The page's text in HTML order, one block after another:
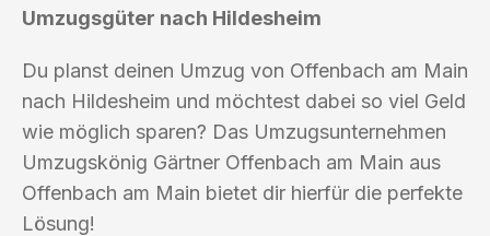
Umzugsgüter nach Hildesheim
Du planst deinen Umzug von Offenbach am Main
nach Hildesheim und möchtest dabei so viel Geld
wie möglich sparen? Das Umzugsunternehmen
Umzugskönig Gärtner Offenbach am Main aus
Offenbach am Main bietet dir hierfür die perfekte
Lösung!